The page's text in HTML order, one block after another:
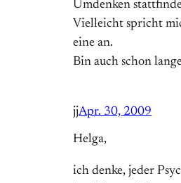
Umdenken
Vielleicht spricht
eine an.
Bin auch schon
jjApr. 30, 2009
Helga,
ich denke, jeder